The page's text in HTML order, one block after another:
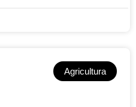
Agricultura